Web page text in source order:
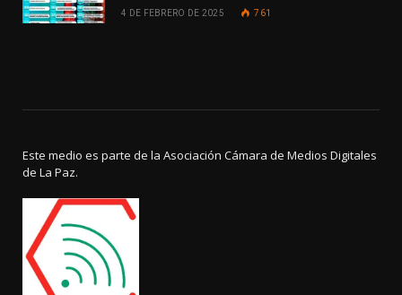
4 DE FEBRERO DE 2025 761
Este medio es parte de la Asociación Cámara de Medios Digitales
de La Paz.